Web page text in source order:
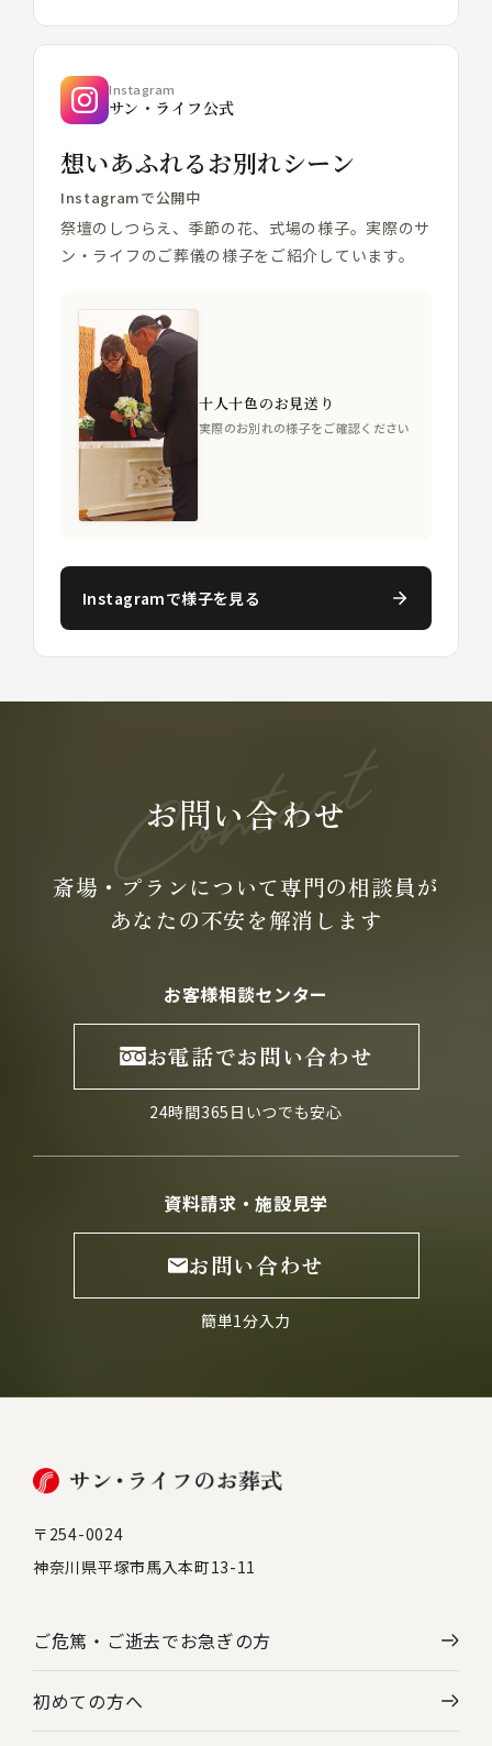
Instagram
サン・ライフ公式
想いあふれるお別れシーン
Instagramで公開中
祭壇のしつらえ、季節の花、式場の様子。実際のサ
ン・ライフのご葬儀の様子をご紹介しています。
十人十色のお見送り
実際のお別れの様子をご確認ください
Instagramで様子を見る
お問い合わせ
斎場・プランについて専門の相談員が
あなたの不安を解消します
お客様相談センター
お電話でお問い合わせ
24時間365日いつでも安心
資料請求・施設見学
お問い合わせ
簡単1分入力
〒254-0024
神奈川県平塚市馬入本町13-11
ご危篤・ご逝去でお急ぎの方
初めての方へ